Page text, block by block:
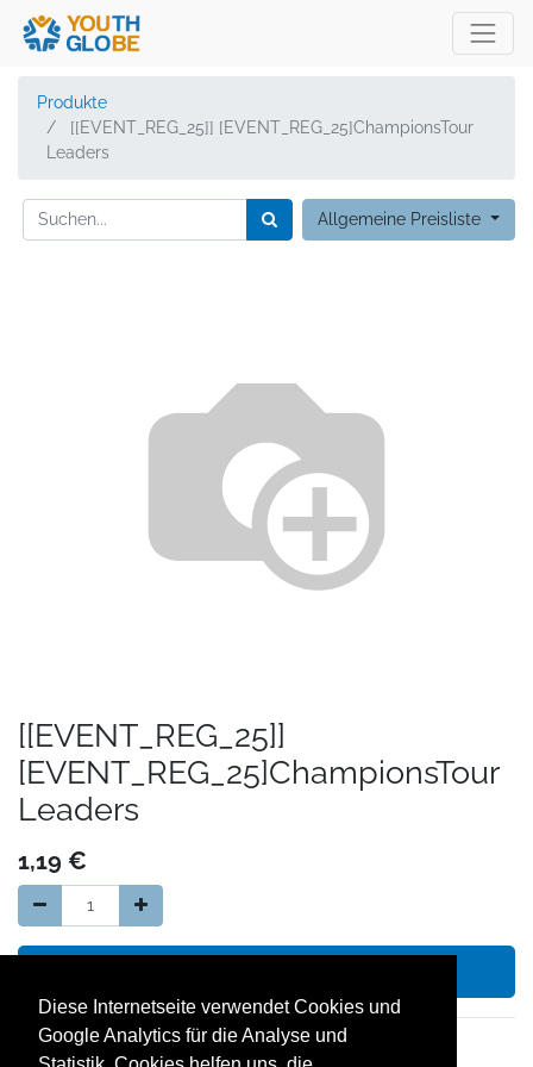
Diese Internetseite verwendet Cookies und
Google Analytics für die Analyse und
Produkte
[[EVENT_REG_25]] [EVENT_REG_25]ChampionsTour
Leaders
Allgemeine Preisliste
[[EVENT_REG_25]]
[EVENT_REG_25]ChampionsTour
Leaders
1,19 €
14 Tage Geld zurück Garantie